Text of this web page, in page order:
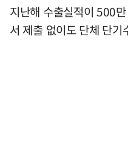
지난해 수출실적이 500
서 제출 없이도 단체 단